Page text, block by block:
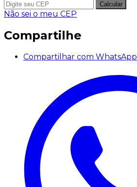
Calcular
Não sei o meu CEP
Compartilhe
Compartilhar com WhatsApp